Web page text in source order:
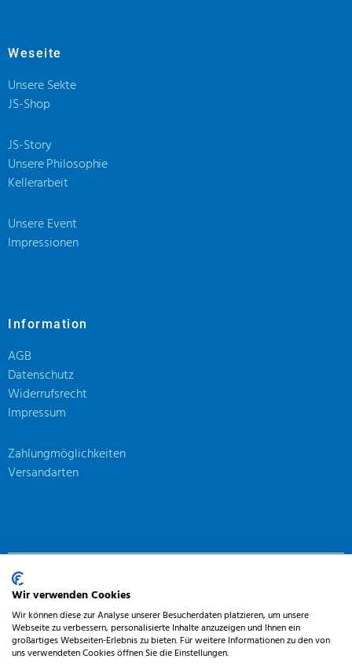
Weseite
Unsere Sekte
JS-Shop
JS-Story
Unsere Philosophie
Kellerarbeit
Unsere Event
Impressionen
Information
AGB
Datenschutz
Widerrufsrecht
Impressum
Zahlungmöglichkeiten
Versandarten
Wir verwenden Cookies
Wir können diese zur Analyse unserer Besucherdaten platzieren, um unsere
Webseite zu verbessern, personalisierte Inhalte anzuzeigen und Ihnen ein
großartiges Webseiten-Erlebnis zu bieten. Für weitere Informationen zu den von
uns verwendeten Cookies öffnen Sie die Einstellungen.